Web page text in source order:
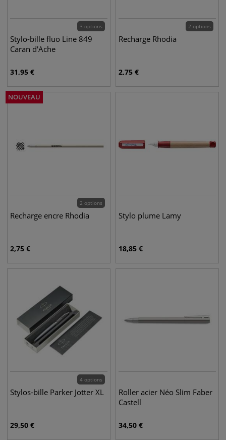
3 options
Stylo-bille fluo Line 849
Caran d'Ache
31,95 €
2 options
Recharge Rhodia
2,75 €
NOUVEAU
2 options
Recharge encre Rhodia
2,75 €
Stylo plume Lamy
18,85 €
4 options
Stylos-bille Parker Jotter XL
29,50 €
Roller acier Néo Slim Faber
Castell
34,50 €